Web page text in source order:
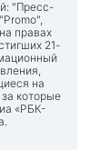
"Пресс-
правах
21-
на
которые
«РБК-